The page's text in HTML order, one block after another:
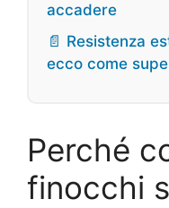
accadere
📄 Resistenza
ecco come
Perché
finocchi